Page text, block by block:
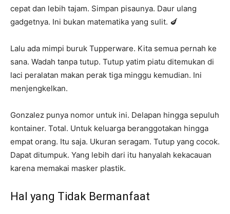
cepat dan lebih tajam. Simpan pisaunya. Daur ulang
gadgetnya. Ini bukan matematika yang sulit. 🍆
Lalu ada mimpi buruk Tupperware. Kita semua pernah ke
sana. Wadah tanpa tutup. Tutup yatim piatu ditemukan di
laci peralatan makan perak tiga minggu kemudian. Ini
menjengkelkan.
Gonzalez punya nomor untuk ini. Delapan hingga sepuluh
kontainer. Total. Untuk keluarga beranggotakan hingga
empat orang. Itu saja. Ukuran seragam. Tutup yang cocok.
Dapat ditumpuk. Yang lebih dari itu hanyalah kekacauan
karena memakai masker plastik.
Hal yang Tidak Bermanfaat